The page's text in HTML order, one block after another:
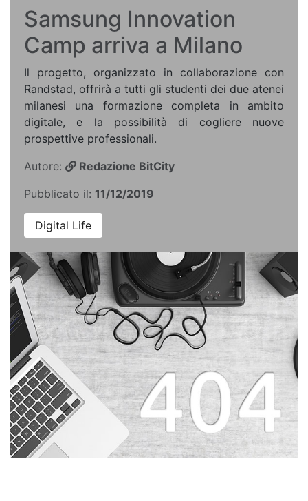
Samsung Innovation
Camp arriva a Milano
Il progetto, organizzato in collaborazione con
Randstad, offrirà a tutti gli studenti dei due atenei
milanesi una formazione completa in ambito
digitale, e la possibilità di cogliere nuove
prospettive professionali.
Autore:
Redazione BitCity
Pubblicato il: 11/12/2019
Digital Life